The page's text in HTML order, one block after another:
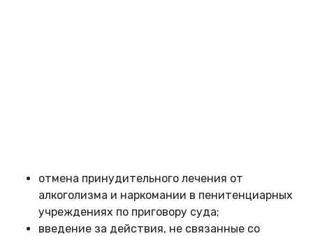
отмена принудительного лечения от
алкоголизма и наркомании в пенитенциарных
учреждениях по приговору суда;
введение за действия, не связанные со